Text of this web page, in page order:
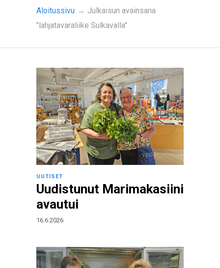
Aloitussivu → Julkaisun avainsana
"lahjatavaraliike Sulkavalla"
UUTISET
Uudistunut Marimakasiini
avautui
16.6.2026